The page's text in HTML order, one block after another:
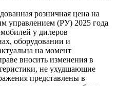
розничная цена на
управлением (РУ) 2025 года
у дилеров
оборудовании и
на момент
вносить изменения в
не ухудшающие
представлены в